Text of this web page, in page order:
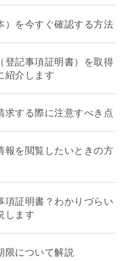
）を今すぐ確認する方法
登記事項証明書）を取得
紹介します
求する際に注意すべき点
報を閲覧したいときの方
項証明書？わかりづらい
します
限について解説